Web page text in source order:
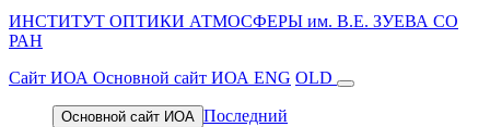
ИНСТИТУТ ОПТИКИ АТМОСФЕРЫ им. В.Е. ЗУЕВА СО
РАН
Cайт ИОА Основной сайт ИОА ENG OLD
Основной сайт ИОА Последний